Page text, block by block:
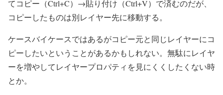
てコピー（Ctrl+C）→貼り付け（Ctrl+V）で済むのだが、
コピーしたものは別レイヤー先に移動する。
ケースバイケースではあるがコピー元と同じレイヤーにコ
ピーしたいということがあるかもしれない。無駄にレイヤ
ーを増やしてレイヤープロパティを見にくくしたくない時
とか。